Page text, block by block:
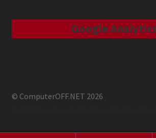
Google
© ComputerOFF.NET 2026